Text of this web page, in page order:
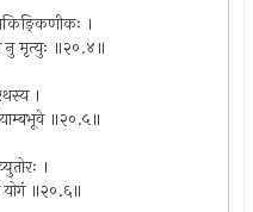
।
नु मृत्युः ॥२०.४॥
।
॥२०.५॥
।
योगं ॥२०.६॥